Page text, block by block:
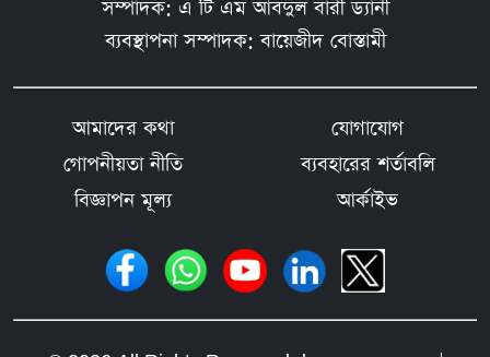
সম্পাদক: এ টি এম আবদুল বারী ড্যানী
ব্যবস্থাপনা সম্পাদক: বায়েজীদ বোস্তামী
আমাদের কথা
যোগাযোগ
গোপনীয়তা নীতি
ব্যবহারের শর্তাবলি
বিজ্ঞাপন মূল্য
আর্কাইভ